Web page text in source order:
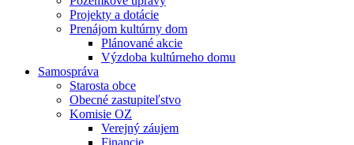
Projekty a dotácie
Prenájom kultúrny dom
Plánované akcie
Výzdoba kultúrneho domu
Samospráva
Starosta obce
Obecné zastupiteľstvo
Komisie OZ
Verejný záujem
Financie